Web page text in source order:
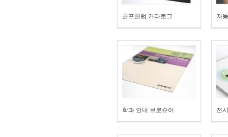
골프클럽 카타로그 자
학과 안내 브로슈어 전